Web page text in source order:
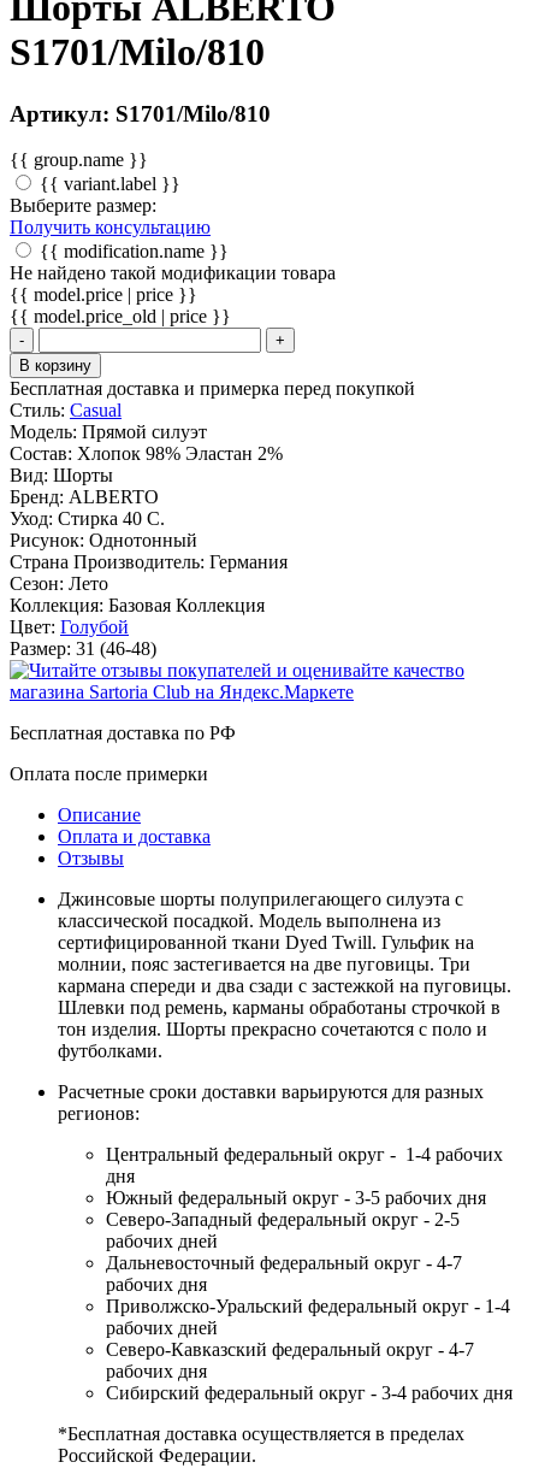
S1701/Milo/810
Артикул: S1701/Milo/810
{{ group.name }}
{{ variant.label }}
Выберите размер:
Получить консультацию
{{ modification.name }}
Не найдено такой модификации товара
{{ model.price | price }}
{{ model.price_old | price }}
-
+
В корзину
Бесплатная доставка и примерка перед покупкой
Стиль: Casual
Модель: Прямой силуэт
Состав: Хлопок 98% Эластан 2%
Вид: Шорты
Бренд: ALBERTO
Уход: Стирка 40 С.
Рисунок: Однотонный
Страна Производитель: Германия
Сезон: Лето
Коллекция: Базовая Коллекция
Цвет: Голубой
Размер: 31 (46-48)
Бесплатная доставка по РФ
Оплата после примерки
Описание
Оплата и доставка
Отзывы
Джинсовые шорты полуприлегающего силуэта с
классической посадкой. Модель выполнена из
сертифицированной ткани Dyed Twill. Гульфик на
молнии, пояс застегивается на две пуговицы. Три
кармана спереди и два сзади с застежкой на пуговицы.
Шлевки под ремень, карманы обработаны строчкой в
тон изделия. Шорты прекрасно сочетаются с поло и
футболками.
Расчетные сроки доставки варьируются для разных
регионов:
Центральный федеральный округ - 1-4 рабочих
дня
Южный федеральный округ - 3-5 рабочих дня
Северо-Западный федеральный округ - 2-5
рабочих дней
Дальневосточный федеральный округ - 4-7
рабочих дня
Приволжско-Уральский федеральный округ - 1-4
рабочих дней
Северо-Кавказский федеральный округ - 4-7
рабочих дня
Сибирский федеральный округ - 3-4 рабочих дня
*Бесплатная доставка осуществляется в пределах
Российской Федерации.